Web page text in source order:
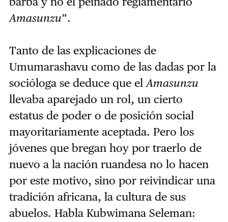
Amasunzu”.
Tanto de las explicaciones de
Umumarashavu como de las dadas por la
socióloga se deduce que elAmasunzu
llevaba aparejado un rol, un cierto
estatus de poder o de posición social
mayoritariamente aceptada. Pero los
jóvenes que bregan hoy por traerlo de
nuevo a la nación ruandesa no lo hacen
por este motivo, sino por reivindicar una
tradición africana, la cultura de sus
abuelos. Habla Kubwimana Seleman: